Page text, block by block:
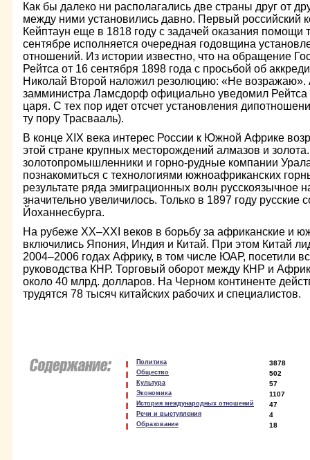
Как бы далеко ни располагались две страны друг от
между ними установились давно. Первый российский
Кейптаун еще в 1818 году с задачей оказания
сентябре исполняется очередная годовщина
отношений. Из истории известно, что на обращение
Рейтса от 16 сентября 1898 года с просьбой об
Николай Второй наложил резолюцию: «Не возражаю».
замминистра Ламсдорф официально уведомил
царя. С тех пор идет отсчет установления
ту пору Трасвааль).
В конце XIX века интерес России к Южной Африке
этой стране крупных месторождений алмазов и
золотопромышленники и горно-рудные компании
познакомиться с технологиями южноафриканских
результате ряда эмиграционных волн
значительно увеличилось. Только в 1897 году русские
Йоханнесбурга.
На рубеже XX–XXI веков в борьбу за африканские и
включились Япония, Индия и Китай. При этом Китай
2004–2006 годах Африку, в том числе ЮАР, посетили
руководства КНР. Торговый оборот между КНР и
около 40 млрд. долларов. На Черном континенте
трудятся 78 тысяч китайских рабочих и специалистов.
Политика 3878
Общество 502
Культура 57
Экономика 1107
История международных отношений 47
Речи и выступления 4
Образование 18